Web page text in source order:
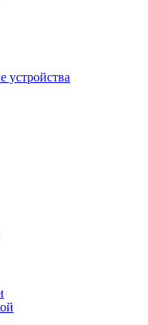
устройства